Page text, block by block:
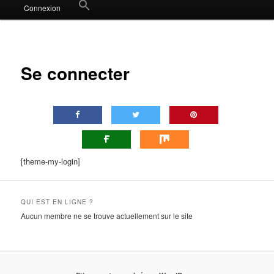
Connexion Search
Search Button
Se connecter
[theme-my-login]
QUI EST EN LIGNE ?
Aucun membre ne se trouve actuellement sur le site